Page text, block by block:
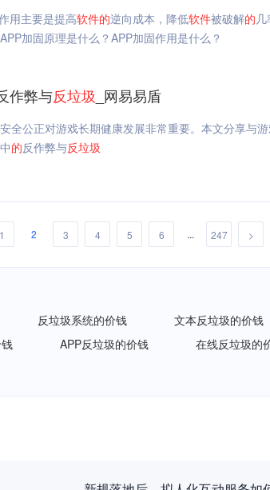
用主要是提高软件的逆向成本，降低软件被破解的
加固原理是什么？APP加固作用是什么？
作弊与反垃圾 _网易易盾
安全公正对游戏长期健康发展非常重要。本文分享与
的反作弊与反垃圾
1 2 3 4 5 6 ... 247 >
反垃圾系统的价钱
文本反垃圾的价钱
APP反垃圾的价钱
在线反垃圾的